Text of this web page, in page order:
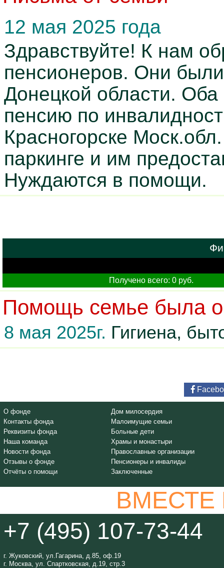
12 мая 2025 года
Здравствуйте! К нам
пенсионеров. Они
Донецкой области.
пенсию по
Красногорске
паркинге и им
Нуждаются в помощи.
Получено всего: 0 руб.
Помощь семье была
8 мая 2025г. Гигиена,
О фонде
Контакты фонда
Реквизиты фонда
Наша команда
Новости фонда
Отзывы о фонде
Отчёты о помощи
Дом милосердия
Малоимущие семьи
Больные дети
Храмы и монастыри
Православные организации
Пенсионеры и инвалиды
Заключенные
+7 (495) 107-73-44
г. Жуковский, ул.Гагарина, д.85, оф.19
г. Москва, ул. Спартковская, д.19, стр.3